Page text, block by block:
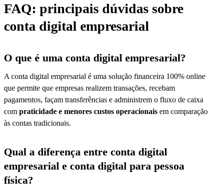
FAQ: principais dúvidas sobre
conta digital empresarial
O que é uma conta digital empresarial?
A conta digital empresarial é uma solução financeira 100% online
que permite que empresas realizem transações, recebam
pagamentos, façam transferências e administrem o fluxo de caixa
com praticidade e menores custos operacionais em comparação
às contas tradicionais.
Qual a diferença entre conta digital
empresarial e conta digital para pessoa
física?